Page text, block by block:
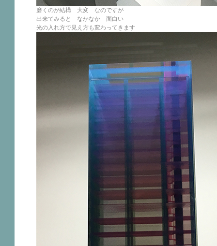
磨くのが結構 大変 なのですが
出来てみると なかなか 面白い
光の入れ方で見え方も変わってきます